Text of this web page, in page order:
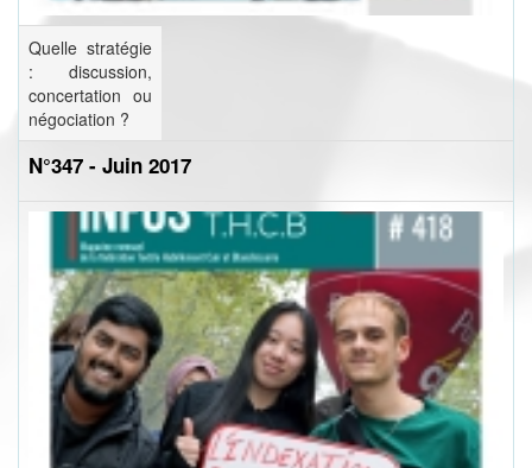
Quelle stratégie
: discussion,
concertation ou
négociation ?
N°347 - Juin 2017